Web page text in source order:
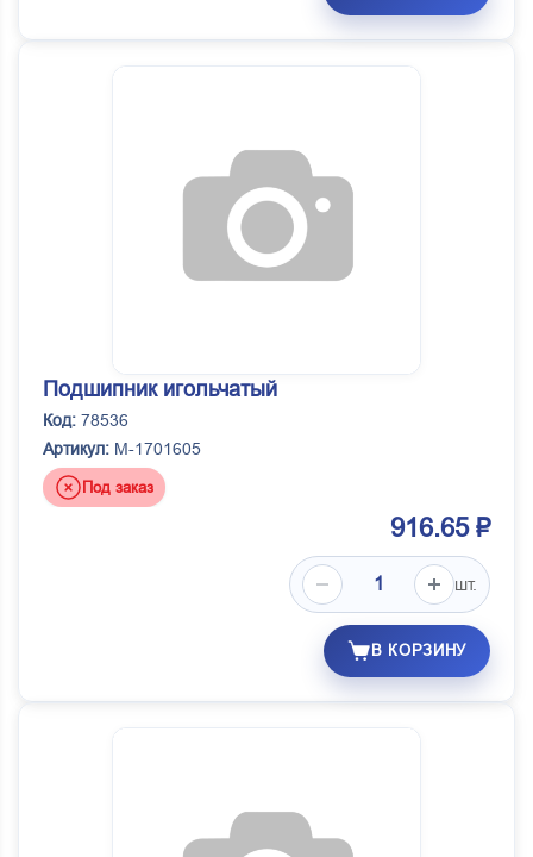
Подшипник игольчатый
Код: 78536
Артикул: M-1701605
Под заказ
916.65 ₽
шт.
В КОРЗИНУ